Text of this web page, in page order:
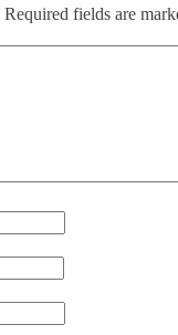
Required fields are